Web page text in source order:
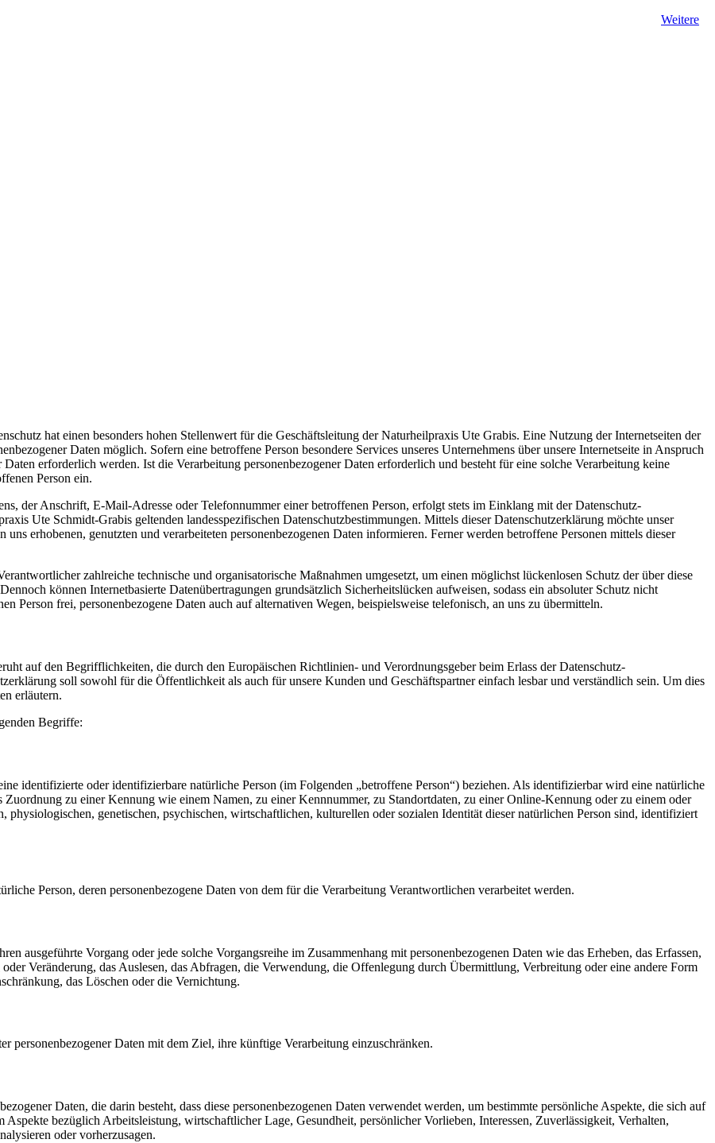
Weitere
hat einen besonders hohen Stellenwert für die Geschäftsleitung der Naturheilpraxis Ute Grabis. Eine Nutzung der Internetseiten der
Daten möglich. Sofern eine betroffene Person besondere Services unseres Unternehmens über unsere Internetseite in Anspruch
erforderlich werden. Ist die Verarbeitung personenbezogener Daten erforderlich und besteht für eine solche Verarbeitung keine
Person ein.
der Anschrift, E-Mail-Adresse oder Telefonnummer einer betroffenen Person, erfolgt stets im Einklang mit der Datenschutz-
Ute Schmidt-Grabis geltenden landesspezifischen Datenschutzbestimmungen. Mittels dieser Datenschutzerklärung möchte unser
erhobenen, genutzten und verarbeiteten personenbezogenen Daten informieren. Ferner werden betroffene Personen mittels dieser
zahlreiche technische und organisatorische Maßnahmen umgesetzt, um einen möglichst lückenlosen Schutz der über diese
können Internetbasierte Datenübertragungen grundsätzlich Sicherheitslücken aufweisen, sodass ein absoluter Schutz nicht
Person frei, personenbezogene Daten auch auf alternativen Wegen, beispielsweise telefonisch, an uns zu übermitteln.
auf den Begrifflichkeiten, die durch den Europäischen Richtlinien- und Verordnungsgeber beim Erlass der Datenschutz-
soll sowohl für die Öffentlichkeit als auch für unsere Kunden und Geschäftspartner einfach lesbar und verständlich sein. Um dies
erläutern.
Begriffe:
identifizierte oder identifizierbare natürliche Person (im Folgenden „betroffene Person“) beziehen. Als identifizierbar wird eine natürliche
Zuordnung zu einer Kennung wie einem Namen, zu einer Kennnummer, zu Standortdaten, zu einer Online-Kennung oder zu einem oder
physiologischen, genetischen, psychischen, wirtschaftlichen, kulturellen oder sozialen Identität dieser natürlichen Person sind, identifiziert
Person, deren personenbezogene Daten von dem für die Verarbeitung Verantwortlichen verarbeitet werden.
ausgeführte Vorgang oder jede solche Vorgangsreihe im Zusammenhang mit personenbezogenen Daten wie das Erheben, das Erfassen,
Veränderung, das Auslesen, das Abfragen, die Verwendung, die Offenlegung durch Übermittlung, Verbreitung oder eine andere Form
das Löschen oder die Vernichtung.
personenbezogener Daten mit dem Ziel, ihre künftige Verarbeitung einzuschränken.
Daten, die darin besteht, dass diese personenbezogenen Daten verwendet werden, um bestimmte persönliche Aspekte, die sich auf
Aspekte bezüglich Arbeitsleistung, wirtschaftlicher Lage, Gesundheit, persönlicher Vorlieben, Interessen, Zuverlässigkeit, Verhalten,
oder vorherzusagen.